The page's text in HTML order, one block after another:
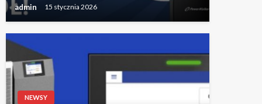
admin 15 stycznia 2026
NEWSY